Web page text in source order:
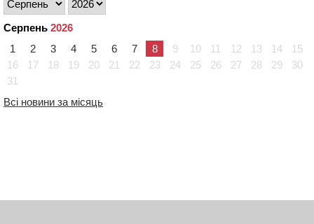
Серпень 2026
1
2 3 4 5 6 7 8 9 10 11 12 13 14
15
16
17 18 19 20 21 22 23 24 25 26 27 28 29
30
31
Всі новини за місяць